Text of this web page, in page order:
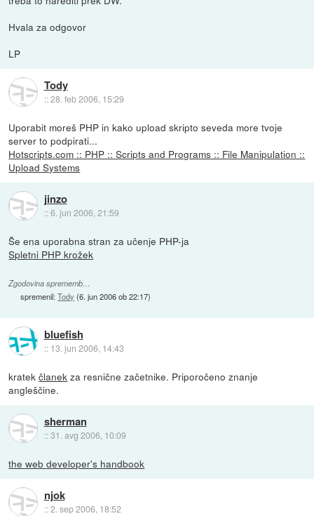
Hvala za odgovor
LP
Tody
::28. feb 2006, 15:29
Uporabit moreš PHP in kako upload skripto seveda more tvoje
server to podpirati...
Hotscripts.com :: PHP :: Scripts and Programs :: File Manipulation ::
Upload Systems
jinzo
::6. jun 2006, 21:59
Še ena uporabna stran za učenje PHP-ja
Spletni PHP krožek
Zgodovina sprememb…
spremenil:Tody (6. jun 2006 ob 22:17)
bluefish
:: 13. jun 2006, 14:43
kratekčlanek za resnične začetnike. Priporočeno znanje
angleščine.
sherman
::31. avg 2006, 10:09
the web developer's handbook
njok
::2. sep 2006, 18:52